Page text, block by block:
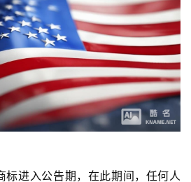
标进入公告期，在此期间，任何人